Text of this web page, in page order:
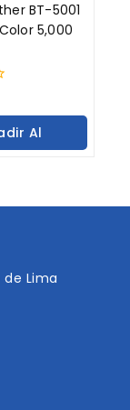
BT-5001
5,000
Al
de Lima